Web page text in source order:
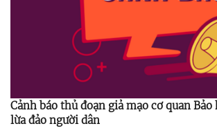
Cảnh báo thủ đoạn giả mạo cơ quan
lừa đảo người dân